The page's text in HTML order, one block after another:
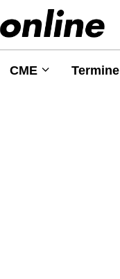
CME Termine